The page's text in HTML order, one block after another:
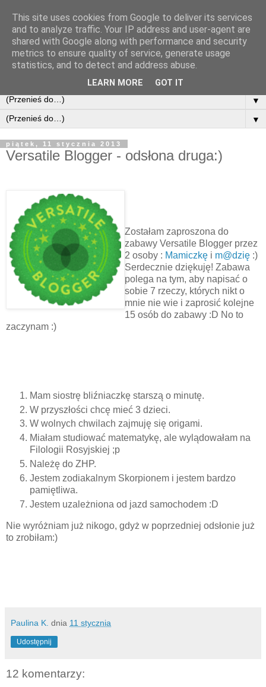
▼
▼
piątek, 11 stycznia 2013
Versatile Blogger - odsłona druga:)
Zostałam zaproszona do
zabawy Versatile Blogger przez
2 osoby : Mamiczkę i m@dzię :)
Serdecznie dziękuję! Zabawa
polega na tym, aby napisać o
sobie 7 rzeczy, których nikt o
mnie nie wie i zaprosić kolejne
15 osób do zabawy :D No to
zaczynam :)
Mam siostrę bliźniaczkę starszą o minutę.
W przyszłości chcę mieć 3 dzieci.
W wolnych chwilach zajmuję się origami.
Miałam studiować matematykę, ale wylądowałam na
Filologii Rosyjskiej ;p
Należę do ZHP.
Jestem zodiakalnym Skorpionem i jestem bardzo
pamiętliwa.
Jestem uzależniona od jazd samochodem :D
Nie wyróżniam już nikogo, gdyż w poprzedniej odsłonie już
to zrobiłam:)
Paulina K. dnia 11 stycznia
Udostępnij
12 komentarzy:
This site uses cookies from Google to deliver its services
and to analyze traffic. Your IP address and user-agent are
shared with Google along with performance and security
metrics to ensure quality of service, generate usage
statistics, and to detect and address abuse.
LEARN MORE GOT IT